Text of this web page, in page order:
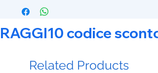
RAGGI10 codice
Related Products